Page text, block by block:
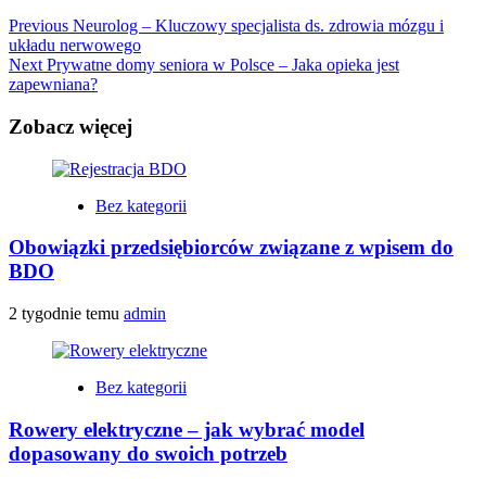
Continue
Reading
Previous Neurolog – Kluczowy specjalista ds. zdrowia mózgu i
układu nerwowego
Next Prywatne domy seniora w Polsce – Jaka opieka jest
zapewniana?
Zobacz więcej
Bez kategorii
Obowiązki przedsiębiorców związane z wpisem do
BDO
2 tygodnie temu admin
Bez kategorii
Rowery elektryczne – jak wybrać model
dopasowany do swoich potrzeb